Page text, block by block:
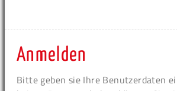
Anmelden
Bitte geben sie Ihre Benutzerdaten